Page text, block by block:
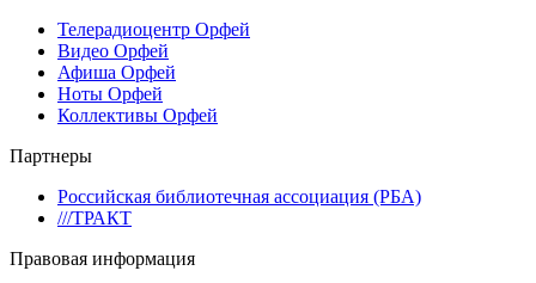
Телерадиоцентр Орфей
Видео Орфей
Афиша Орфей
Ноты Орфей
Коллективы Орфей
Партнеры
Российская библиотечная ассоциация (РБА)
///ТРАКТ
Правовая информация